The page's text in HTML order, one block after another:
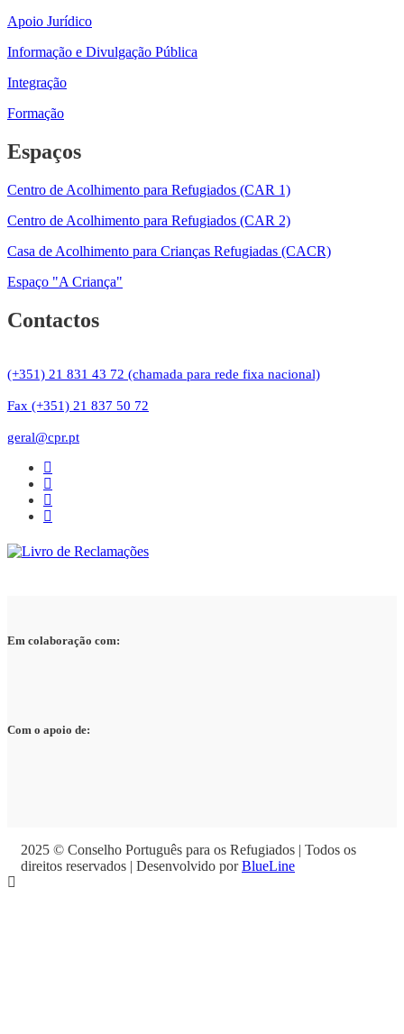
Apoio Jurídico
Informação e Divulgação Pública
Integração
Formação
Espaços
Centro de Acolhimento para Refugiados (CAR 1)
Centro de Acolhimento para Refugiados (CAR 2)
Casa de Acolhimento para Crianças Refugiadas (CACR)
Espaço "A Criança"
Contactos
(+351) 21 831 43 72 (chamada para rede fixa nacional)
Fax (+351) 21 837 50 72
geral@cpr.pt
Em colaboração com:
Com o apoio de:
2025 © Conselho Português para os Refugiados | Todos os
direitos reservados | Desenvolvido porBlueLine